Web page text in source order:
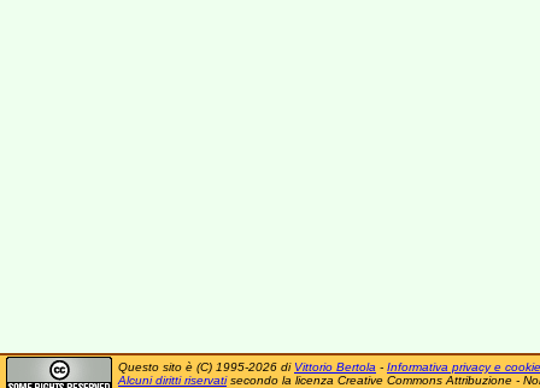
Questo sito è (C) 1995-2026 di Vittorio Bertola - Informativa privacy e cookie
Alcuni diritti riservatisecondo la licenza Creative Commons Attribuzione -